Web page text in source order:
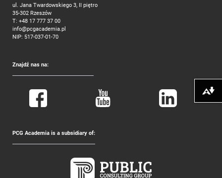
ul. Jana Twardowskiego 3, II piętro
35-302 Rzeszów
T: +48 17 777 37 00
info@pcgacademia.pl
NIP: 517-037-01-70
Znajdź nas na:
PCG Academia is a subsidiary of:
Pobierz